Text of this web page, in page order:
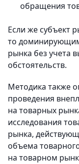
обращения
Если же субъект
то
рынка без учета
обстоятельств.
Методика также
проведения
на товарных
исследования
рынка,
объема
на товарном